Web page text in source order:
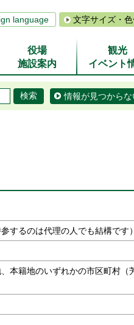
language 文字サイズ・
役場
施設案内
観光
イベント
情報が見つからな
するのは代理の人でも結構です）
本籍地のいずれかの市区町村（